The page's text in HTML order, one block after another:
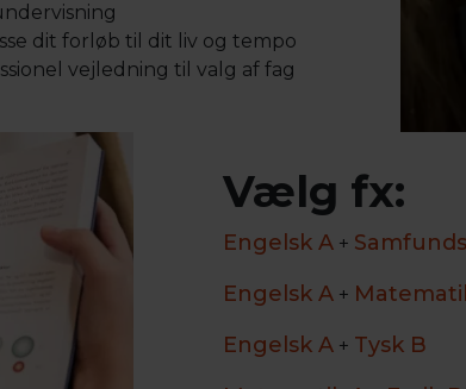
dit forløb til dit liv og tempo
vejledning til valg af fag
Vælg fx:
Engelsk A +
Engelsk A +
Engelsk A + Tysk B